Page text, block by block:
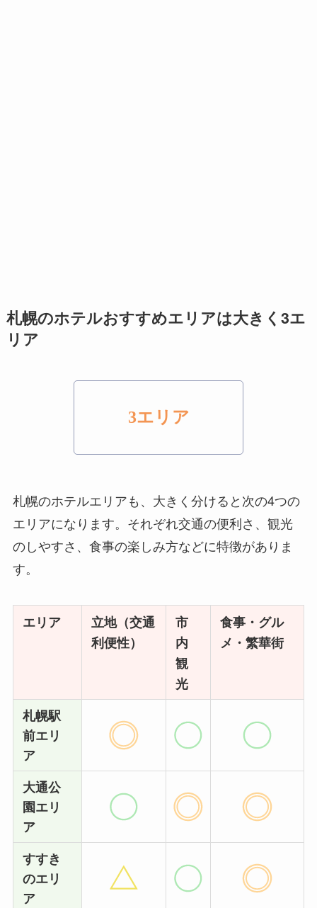
札幌のホテルおすすめエリアは大きく3エ
リア
3エリア
札幌のホテルエリアも、大きく分けると次の4つの
エリアになります。それぞれ交通の便利さ、観光
のしやすさ、食事の楽しみ方などに特徴がありま
す。
エリア
立地（交通
利便性）
市
内
観
光
食事・グル
メ・繁華街
札幌駅
前エリ
ア
大通公
園エリ
ア
すすき
のエリ
ア